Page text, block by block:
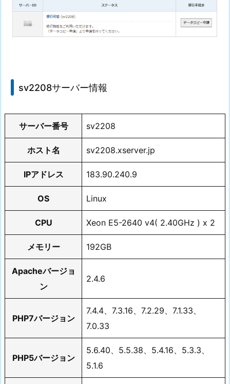
sv2208サーバー情報
サーバー番号 sv2208
ホスト名 sv2208.xserver.jp
IPアドレス 183.90.240.9
OS Linux
CPU Xeon E5-2640 v4( 2.40GHz ) x 2
メモリー 192GB
Apacheバージョ
ン
2.4.6
PHP7バージョン
7.4.4、7.3.16、7.2.29、7.1.33、
7.0.33
PHP5バージョン
5.6.40、5.5.38、5.4.16、5.3.3、
5.1.6